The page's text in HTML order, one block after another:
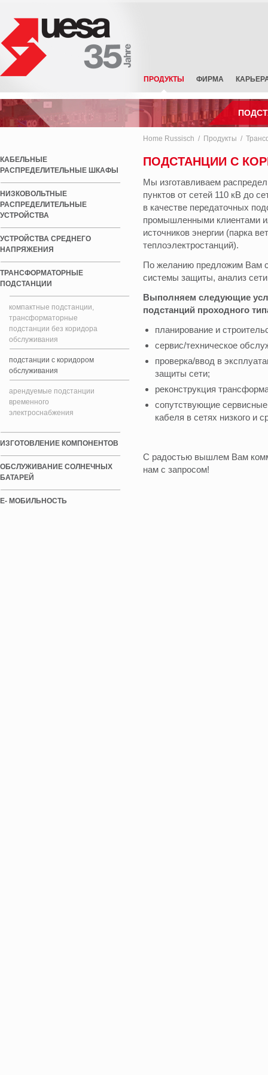
ПРОДУКТЫ
шкафы
распределительные устройства
в
в
на
напряжения
батарей
ФИРМА
Home Russisch Продукты
КАБЕЛЬНЫЕ
РАСПРЕДЕЛИТЕЛЬНЫЕ ШКАФЫ
НИЗКОВОЛЬТНЫЕ
РАСПРЕДЕЛИТЕЛЬНЫЕ
УСТРОЙСТВА
УСТРОЙСТВА СРЕДНЕГО
НАПРЯЖЕНИЯ
ТРАНСФОРМАТОРНЫЕ
ПОДСТАНЦИИ
компактные подстанции,
трансформаторные
подстанции без коридора
обслуживания
подстанции с коридором
обслуживания
арендуемые подстанции
временного
электроснабжения
ИЗГОТОВЛЕНИЕ КОМПОНЕНТОВ
ОБСЛУЖИВАНИЕ СОЛНЕЧНЫХ
БАТАРЕЙ
E- МОБИЛЬНОСТЬ
ПОДСТАНЦИИ С
Мы изготавливаем
пунктов от сетей 110 кВ до
в качестве передаточных
промышленными клиентами
источников энергии (парка
теплоэлектростанций).
По желанию предложим Вам
системы защиты, анализ
Выполняем следующие
подстанций проходного
планирование и
сервис/техническое
проверка/ввод в
защиты сети;
реконструкция
сопутствующие
кабеля в сетях низкого и
С радостью вышлем Вам
нам с запросом!